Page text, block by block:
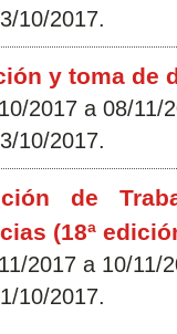
10/2017.
y toma de
2017 a 08/11/
10/2017.
de
(18ª
2017 a 10/11/
10/2017.